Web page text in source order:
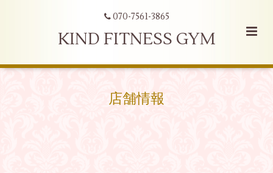
070-7561-3865
KIND FITNESS GYM
店舗情報